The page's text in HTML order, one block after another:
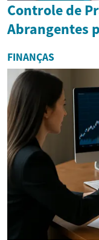
Controle de
Abrangentes
FINANÇAS